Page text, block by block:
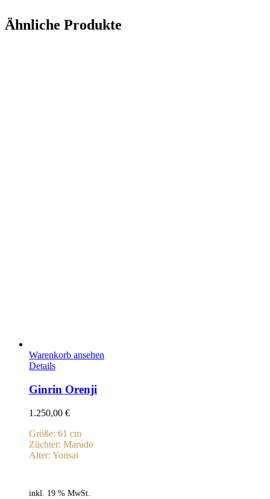
Ähnliche Produkte
Warenkorb ansehen
Details
Ginrin Orenji
1.250,00 €
Größe: 61 cm
Züchter: Marudo
Alter: Yonsai
inkl. 19 % MwSt.